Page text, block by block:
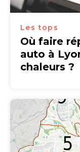
Les tops
Où faire
auto à
chaleurs ?